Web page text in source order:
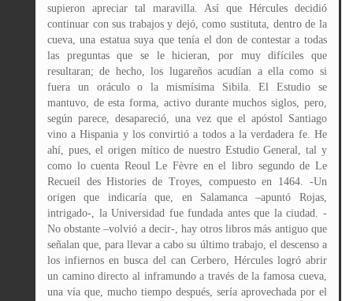
supieron apreciar tal maravilla. Así que Hércules decidió
continuar con sus trabajos y dejó, como sustituta, dentro de la
cueva, una estatua suya que tenía el don de contestar a todas
las preguntas que se le hicieran, por muy difíciles que
resultaran; de hecho, los lugareños acudían a ella como si
fuera un oráculo o la mismísima Sibila. El Estudio se
mantuvo, de esta forma, activo durante muchos siglos, pero,
según parece, desapareció, una vez que el apóstol Santiago
vino a Hispania y los convirtió a todos a la verdadera fe. He
ahí, pues, el origen mítico de nuestro Estudio General, tal y
como lo cuenta Reoul Le Fèvre en el libro segundo de Le
Recueil des Histories de Troyes, compuesto en 1464. -Un
origen que indicaría que, en Salamanca –apuntó Rojas,
intrigado-, la Universidad fue fundada antes que la ciudad. -
No obstante –volvió a decir-, hay otros libros más antiguo que
señalan que, para llevar a cabo su último trabajo, el descenso a
los infiernos en busca del can Cerbero, Hércules logró abrir
un camino directo al inframundo a través de la famosa cueva,
una vía que, mucho tiempo después, sería aprovechada por el